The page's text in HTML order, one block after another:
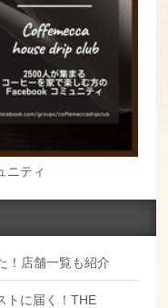
ニティ
！店舗一覧も紹介
トに届く！THE